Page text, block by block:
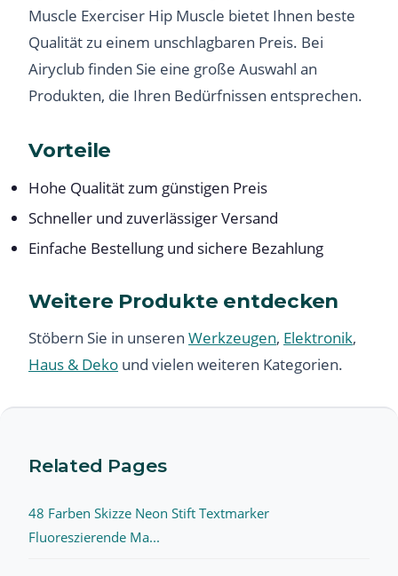
Muscle Exerciser Hip Muscle bietet Ihnen beste
Qualität zu einem unschlagbaren Preis. Bei
Airyclub finden Sie eine große Auswahl an
Produkten, die Ihren Bedürfnissen entsprechen.
Vorteile
Hohe Qualität zum günstigen Preis
Schneller und zuverlässiger Versand
Einfache Bestellung und sichere Bezahlung
Weitere Produkte entdecken
Stöbern Sie in unseren Werkzeugen, Elektronik,
Haus & Deko und vielen weiteren Kategorien.
Related Pages
48 Farben Skizze Neon Stift Textmarker
Fluoreszierende Ma...